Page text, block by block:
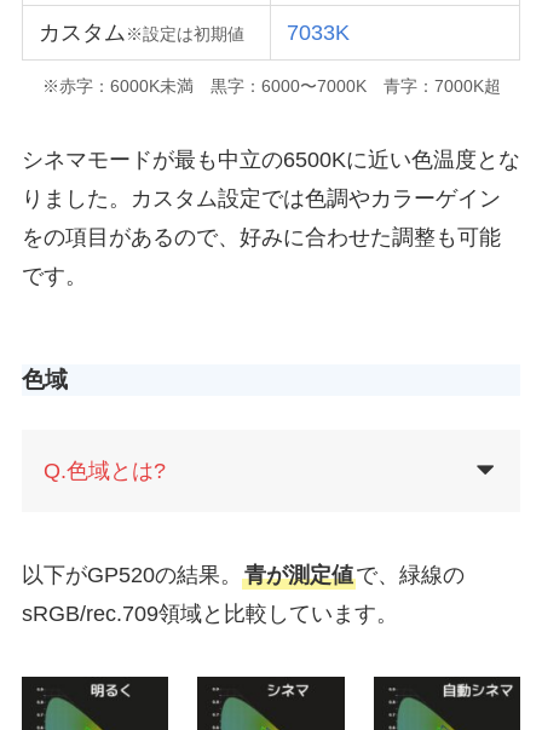
カスタム ※設定は初期値 7033K
※赤字：6000K未満 黒字：6000〜7000K 青字：7000K超
シネマモードが最も中立の6500Kに近い色温度とな
りました。カスタム設定では色調やカラーゲイン
をの項目があるので、好みに合わせた調整も可能
です。
色域
Q.色域とは?
以下がGP520の結果。 青が測定値で、緑線の
sRGB/rec.709領域と比較しています。